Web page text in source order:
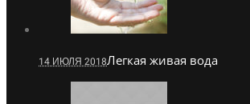
14 ИЮЛЯ 2018Легкая живая вода